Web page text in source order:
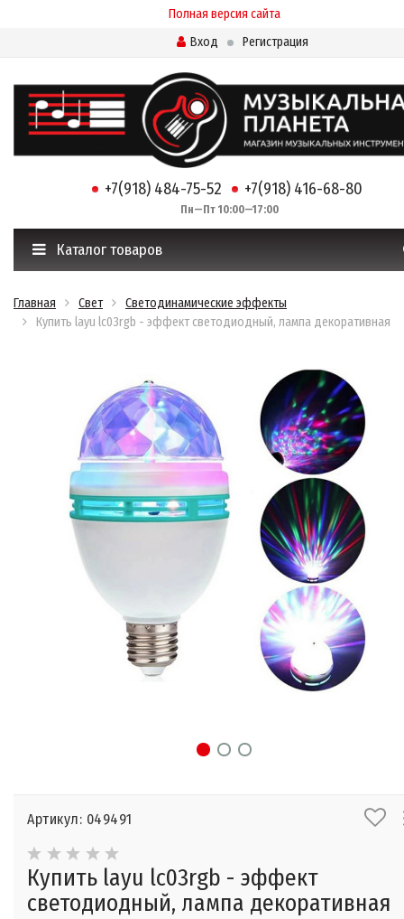
Полная версия сайта
Вход
Регистрация
+7(918) 484-75-52 +7(918) 416-68-80
Пн—Пт 10:00—17:00
Каталог товаров
Главная Свет
Светодинамические эффекты
Купить layu lc03rgb - эффект светодиодный, лампа декоративная
Артикул: 049491
Купить layu lc03rgb - эффект
светодиодный, лампа декоративная